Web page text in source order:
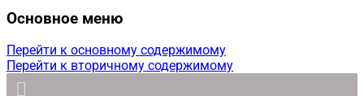
Основное меню
Перейти к основному содержимому
Перейти к вторичному содержимому